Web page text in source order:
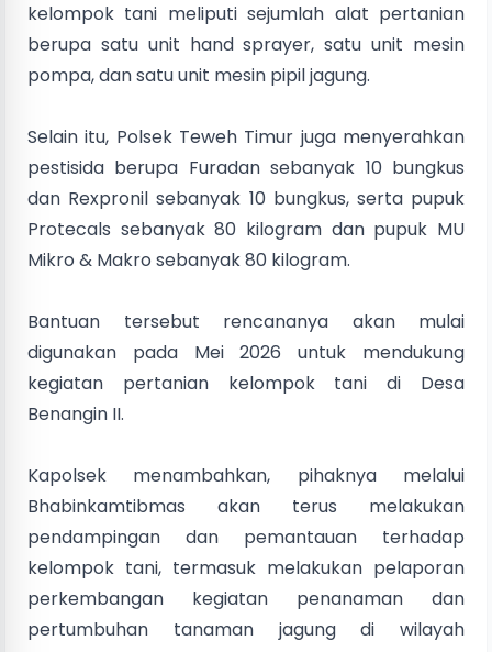
kelompok tani meliputi sejumlah alat pertanian
berupa satu unit hand sprayer, satu unit mesin
pompa, dan satu unit mesin pipil jagung.
Selain itu, Polsek Teweh Timur juga menyerahkan
pestisida berupa Furadan sebanyak 10 bungkus
dan Rexpronil sebanyak 10 bungkus, serta pupuk
Protecals sebanyak 80 kilogram dan pupuk MU
Mikro & Makro sebanyak 80 kilogram.
Bantuan tersebut rencananya akan mulai
digunakan pada Mei 2026 untuk mendukung
kegiatan pertanian kelompok tani di Desa
Benangin II.
Kapolsek menambahkan, pihaknya melalui
Bhabinkamtibmas akan terus melakukan
pendampingan dan pemantauan terhadap
kelompok tani, termasuk melakukan pelaporan
perkembangan kegiatan penanaman dan
pertumbuhan tanaman jagung di wilayah